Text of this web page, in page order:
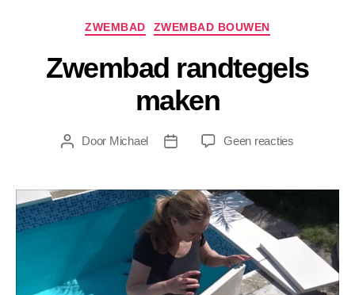
Categorieën
ZWEMBAD ZWEMBAD BOUWEN
Zwembad randtegels
maken
Berichtauteur
Door Michael BerichtdatumGeen reactiesop
maken